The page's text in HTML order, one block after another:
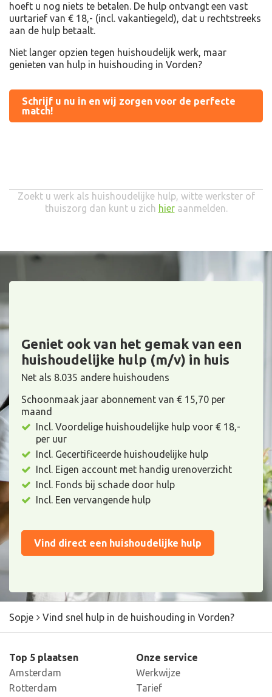
hoeft u nog niets te betalen. De hulp ontvangt een vast
uurtarief van € 18,- (incl. vakantiegeld), dat u rechtstreeks
aan de hulp betaalt.
Niet langer opzien tegen huishoudelijk werk, maar
genieten van hulp in huishouding in Vorden?
Schrijf u nu in en wij zorgen voor de perfecte
match!
Zoekt u werk als huishoudelijke hulp, witte werkster of
thuiszorg dan kunt u zich hieraanmelden.
Geniet ook van het gemak van een
huishoudelijke hulp (m/v) in huis
Net als 8.035 andere huishoudens
Schoonmaak jaar abonnement van € 15,70 per
maand
Incl. Voordelige huishoudelijke hulp voor € 18,-
per uur
Incl. Gecertificeerde huishoudelijke hulp
Incl. Eigen account met handig urenoverzicht
Incl. Fonds bij schade door hulp
Incl. Een vervangende hulp
Vind direct een huishoudelijke hulp
Sopje Vind snel hulp in de huishouding in Vorden?
Top 5 plaatsen
Amsterdam
Rotterdam
Onze service
Werkwijze
Tarief